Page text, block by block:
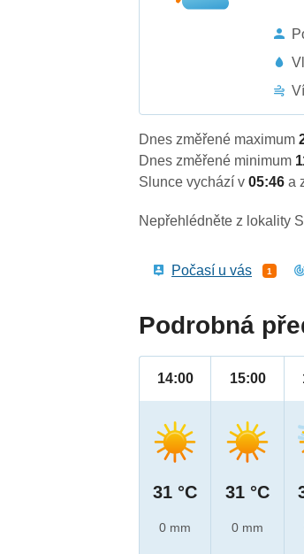
Dnes změřené maximum
Dnes změřené minimum
Slunce vychází v05:46a
Nepřehlédněte z lokality
Počasí u vás 1
Podrobná
14:00
31 °C
0 mm
15:00
31 °C
0 mm